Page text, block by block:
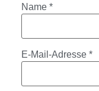
Name *
E-Mail-Adresse *